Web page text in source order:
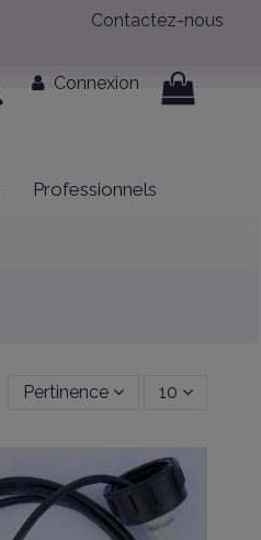
Contactez-nous
Connexion
Professionnels
Pertinence 10